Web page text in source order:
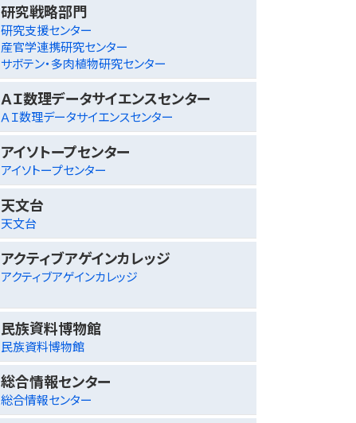
研究戦略部門
研究支援センター
産官学連携研究センター
サボテン・多肉植物研究センター
ＡＩ数理データサイエンスセンター
ＡＩ数理データサイエンスセンター
アイソトープセンター
アイソトープセンター
天文台
天文台
アクティブアゲインカレッジ
アクティブアゲインカレッジ
民族資料博物館
民族資料博物館
総合情報センター
総合情報センター